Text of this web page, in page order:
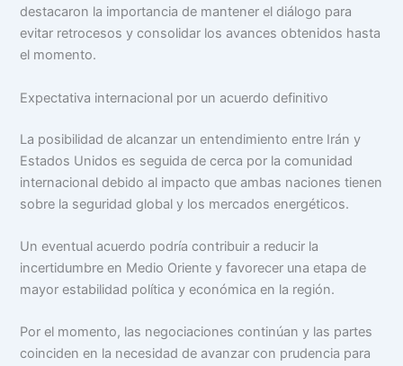
destacaron la importancia de mantener el diálogo para
evitar retrocesos y consolidar los avances obtenidos hasta
el momento.
Expectativa internacional por un acuerdo definitivo
La posibilidad de alcanzar un entendimiento entre Irán y
Estados Unidos es seguida de cerca por la comunidad
internacional debido al impacto que ambas naciones tienen
sobre la seguridad global y los mercados energéticos.
Un eventual acuerdo podría contribuir a reducir la
incertidumbre en Medio Oriente y favorecer una etapa de
mayor estabilidad política y económica en la región.
Por el momento, las negociaciones continúan y las partes
coinciden en la necesidad de avanzar con prudencia para